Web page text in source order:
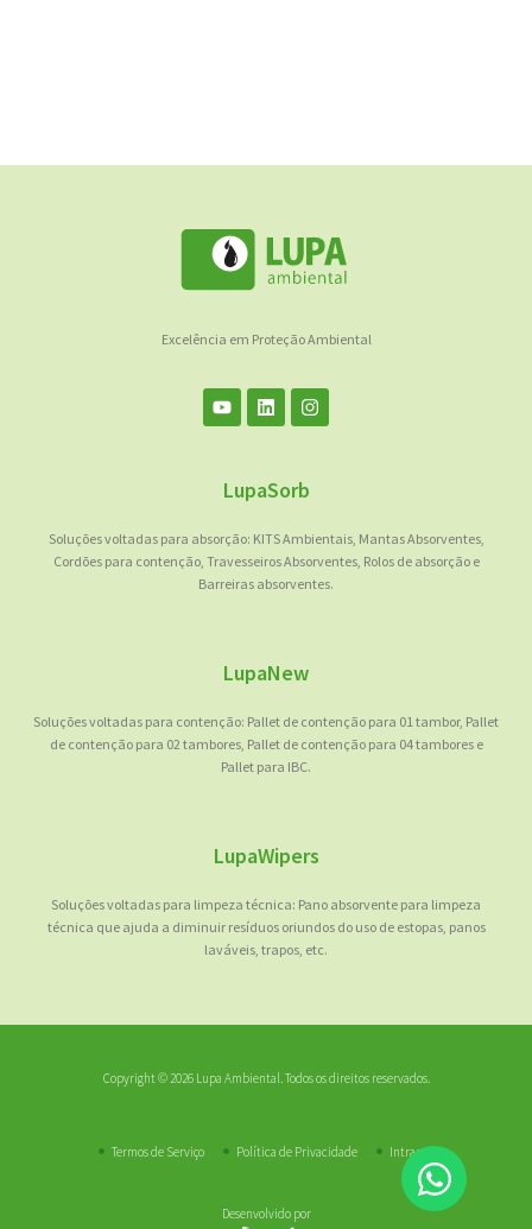
Excelência em Proteção Ambiental
LupaSorb
Soluções voltadas para absorção: KITS Ambientais, Mantas Absorventes,
Cordões para contenção, Travesseiros Absorventes, Rolos de absorção e
Barreiras absorventes.
LupaNew
Soluções voltadas para contenção: Pallet de contenção para 01 tambor, Pallet
de contenção para 02 tambores, Pallet de contenção para 04 tambores e
Pallet para IBC.
LupaWipers
Soluções voltadas para limpeza técnica: Pano absorvente para limpeza
técnica que ajuda a diminuir resíduos oriundos do uso de estopas, panos
laváveis, trapos, etc.
Copyright © 2026 Lupa Ambiental. Todos os direitos reservados.
Termos de Serviço Política de Privacidade Intranet
Desenvolvido por